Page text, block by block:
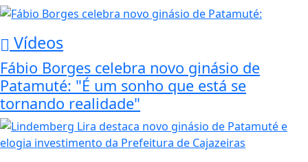
Vídeos
Fábio Borges celebra novo ginásio de
Patamuté: "É um sonho que está se
tornando realidade"